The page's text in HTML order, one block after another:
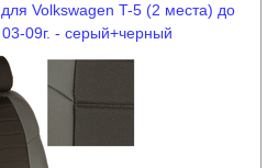
Volkswagen T-5 (2 места) до
03-09г. - серый+черный